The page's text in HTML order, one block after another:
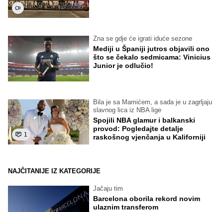
Zna se gdje će igrati iduće sezone
Mediji u Španiji jutros objavili ono
što se čekalo sedmicama: Vinicius
Junior je odlučio!
1
Bila je sa Mamićem, a sada je u zagrljaju
slavnog lica iz NBA lige
Spojili NBA glamur i balkanski
provod: Pogledajte detalje
raskošnog vjenčanja u Kaliforniji
NAJČITANIJE IZ KATEGORIJE
Jačaju tim
Barcelona oborila rekord novim
ulaznim transferom